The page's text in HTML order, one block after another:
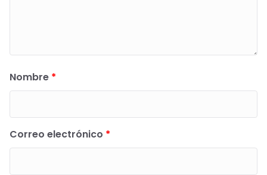
Nombre *
Correo electrónico *